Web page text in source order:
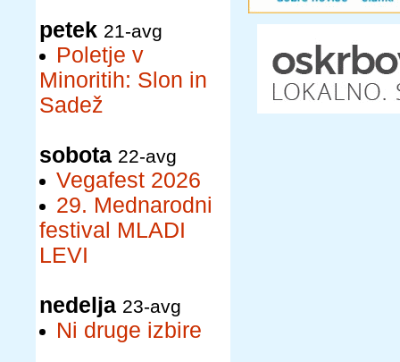
petek 21-avg
Poletje v
Minoritih: Slon in
Sadež
sobota 22-avg
Vegafest 2026
29. Mednarodni
festival MLADI
LEVI
nedelja 23-avg
Ni druge izbire